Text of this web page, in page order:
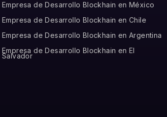
Empresa de Desarrollo Blockhain en México
Empresa de Desarrollo Blockhain en Chile
Empresa de Desarrollo Blockhain en Argentina
Empresa de Desarrollo Blockhain en El
Salvador